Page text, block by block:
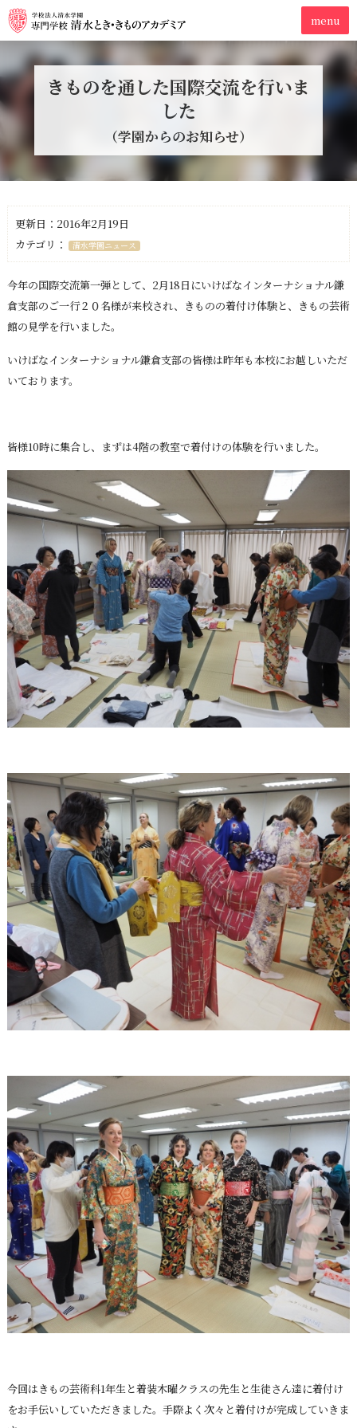
きものを通した国際交流を行いま
した
（学園からのお知らせ）
更新日：2016年2月19日
カテゴリ：
清水学園ニュース
今年の国際交流第一弾として、2月18日にいけばなインターナショナル鎌
倉支部のご一行２０名様が来校され、きものの着付け体験と、きもの芸術
館の見学を行いました。
いけばなインターナショナル鎌倉支部の皆様は昨年も本校にお越しいただ
いております。
皆様10時に集合し、まずは4階の教室で着付けの体験を行いました。
今回はきもの芸術科1年生と着装木曜クラスの先生と生徒さん達に着付け
をお手伝いしていただきました。手際よく次々と着付けが完成していきま